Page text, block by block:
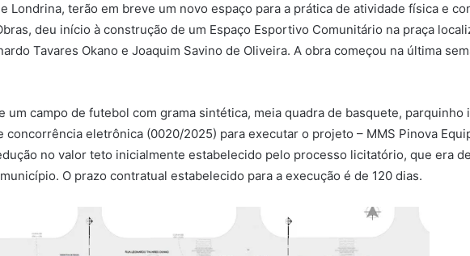
Londrina, terão em breve um novo espaço para a prática de atividade física e
deu início à construção de um Espaço Esportivo Comunitário na praça
Tavares Okano e Joaquim Savino de Oliveira. A obra começou na última
um campo de futebol com grama sintética, meia quadra de basquete, parquinho
concorrência eletrônica (0020/2025) para executar o projeto – MMS Pinova
no valor teto inicialmente estabelecido pelo processo licitatório, que era
O prazo contratual estabelecido para a execução é de 120 dias.